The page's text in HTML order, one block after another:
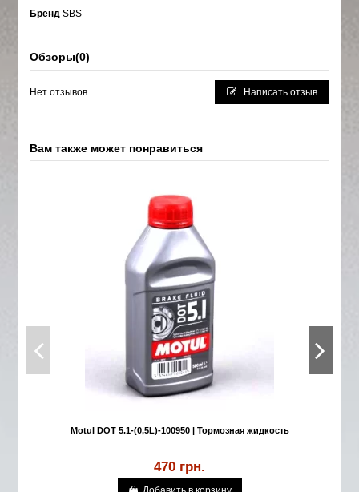
Бренд SBS
Обзоры(0)
Нет отзывов Написать отзыв
Вам также может понравиться
Motul DOT 5.1-(0,5L)-100950 | Тормозная жидкость
470 грн.